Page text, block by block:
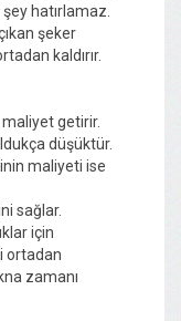
hatırlamaz.
şeker
kaldırır.
getirir.
düşüktür.
maliyeti ise
sağlar.
için
ortadan
zamanı